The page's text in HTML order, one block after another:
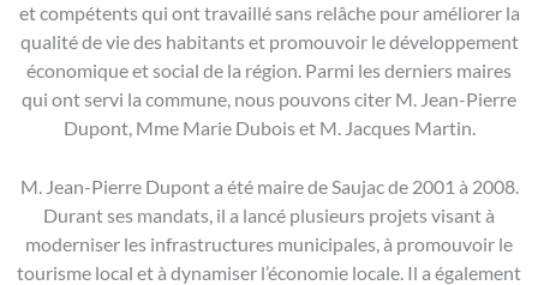
et compétents qui ont travaillé sans relâche pour améliorer la
qualité de vie des habitants et promouvoir le développement
économique et social de la région. Parmi les derniers maires
qui ont servi la commune, nous pouvons citer M. Jean-Pierre
Dupont, Mme Marie Dubois et M. Jacques Martin.
M. Jean-Pierre Dupont a été maire de Saujac de 2001 à 2008.
Durant ses mandats, il a lancé plusieurs projets visant à
moderniser les infrastructures municipales, à promouvoir le
tourisme local et à dynamiser l’économie locale. Il a également